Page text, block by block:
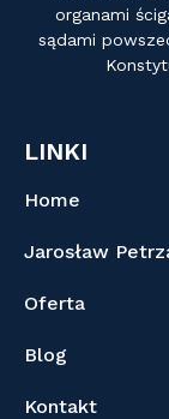
organami
sądami
LINKI
Home
Jarosław
Oferta
Blog
Kontakt